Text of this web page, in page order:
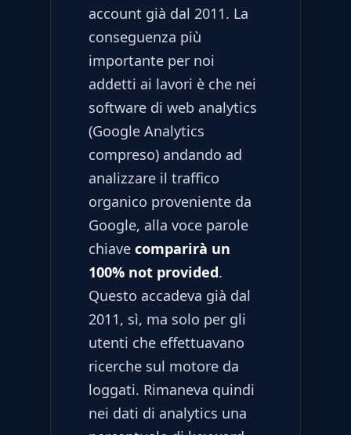
account già dal 2011. La
conseguenza più
importante per noi
addetti ai lavori è che nei
software di web analytics
(Google Analytics
compreso) andando ad
analizzare il traffico
organico proveniente da
Google, alla voce parole
chiave comparirà un
100% not provided.
Questo accadeva già dal
2011, sì, ma solo per gli
utenti che effettuavano
ricerche sul motore da
loggati. Rimaneva quindi
nei dati di analytics una